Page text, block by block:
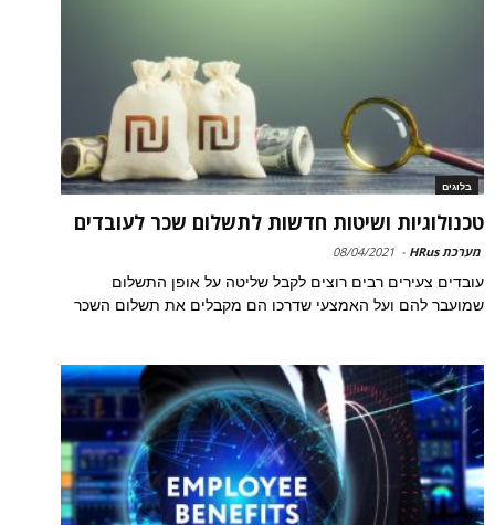
בלוגים
טכנולוגיות ושיטות חדשות לתשלום שכר לעובדים
מערכת HRus -
08/04/2021
עובדים צעירים רבים רוצים לקבל שליטה על אופן התשלום
שמועבר להם ועל האמצעי שדרכו הם מקבלים את תשלום השכר